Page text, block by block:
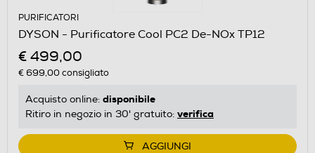
PURIFICATORI
DYSON - Purificatore Cool PC2 De-NOx TP12
€ 499,00
€ 699,00consigliato
Acquisto online: disponibile
Ritiro in negozio in 30' gratuito: verifica
AGGIUNGI